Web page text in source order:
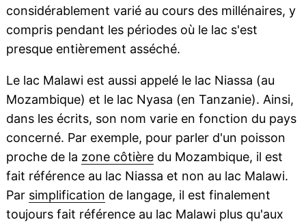
considérablement varié au cours des millénaires, y
compris pendant les périodes où le lac s'est
presque entièrement asséché.
Le lac Malawi est aussi appelé le lac Niassa (au
Mozambique) et le lac Nyasa (en Tanzanie). Ainsi,
dans les écrits, son nom varie en fonction du pays
concerné. Par exemple, pour parler d'un poisson
proche de la zone côtièredu Mozambique, il est
fait référence au lac Niassa et non au lac Malawi.
Par simplification de langage, il est finalement
toujours fait référence au lac Malawi plus qu'aux